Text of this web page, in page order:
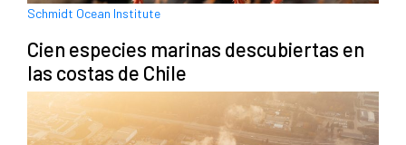
Schmidt Ocean Institute
Cien especies marinas descubiertas en
las costas de Chile